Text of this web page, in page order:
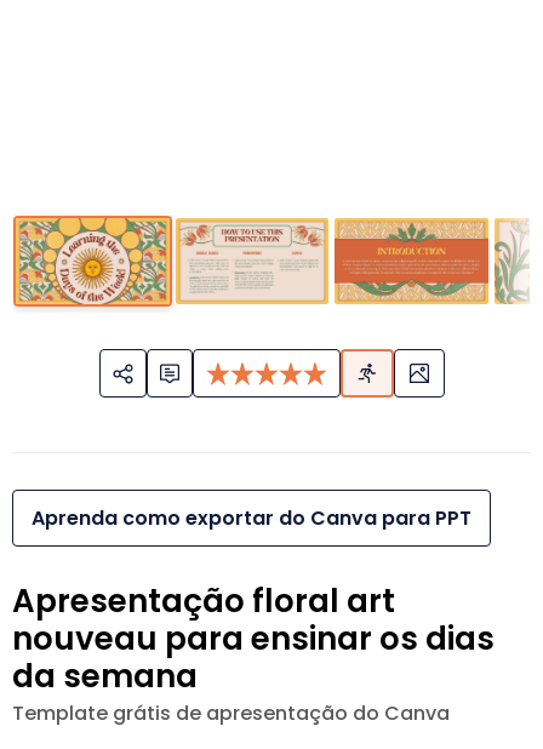
Aprenda como exportar do Canva para PPT
Apresentação floral art
nouveau para ensinar os dias
da semana
Template grátis de apresentação do Canva